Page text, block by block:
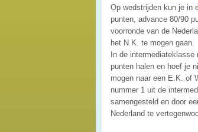
Op wedstrijden kun je in
punten, advance 80/90
voorronde van de
het N.K. te mogen gaan.
In de
punten halen en hoef je
mogen naar een E.K. of
nummer 1 uit de
samengesteld en door
Nederland te